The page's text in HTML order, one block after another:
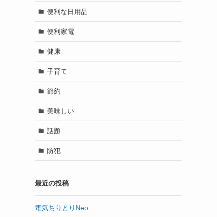
便利な日用品
便利家電
健康
子育て
節約
美味しい
話題
防犯
最近の投稿
電気ちりとりNeo